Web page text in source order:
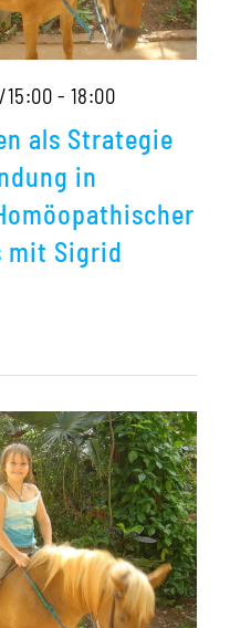
Sigrid
Lindemann
als Strategie
in
mit Sigrid
- 18:00
Superklassen
Strategie
bei
–
Tonic,
5.
Zyklus
mit